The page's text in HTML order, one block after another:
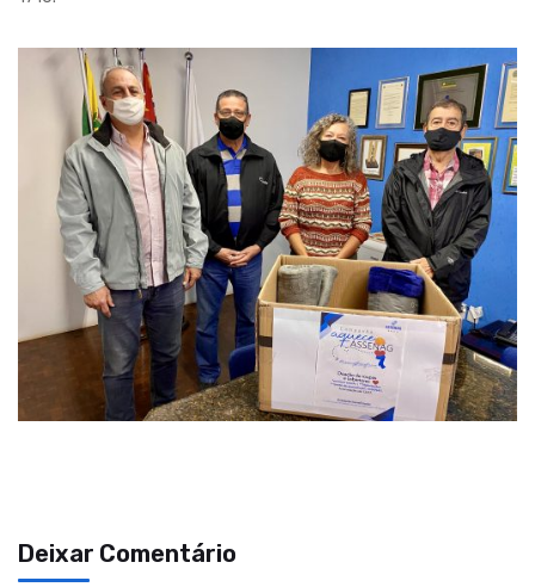
Deixar Comentário